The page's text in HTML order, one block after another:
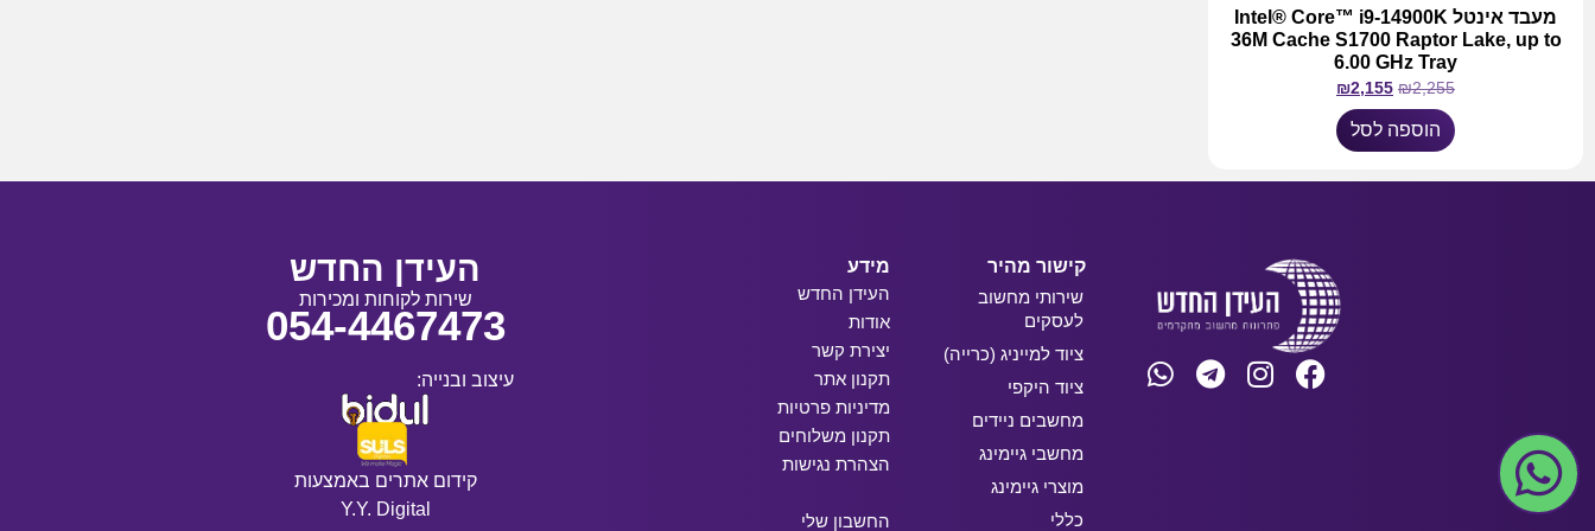
מעבד אינטל Intel® Core™ i9-14900K
36M Cache S1700 Raptor Lake, up to
6.00 GHz Tray
₪2,255
₪2,155
הוספה לסל
קישור מהיר
שירותי מחשוב
לעסקים
ציוד למייניג (כרייה)
ציוד היקפי
מחשבים ניידים
מחשבי גיימינג
מוצרי גיימינג
כללי
מידע
העידן החדש
אודות
יצירת קשר
תקנון אתר
מדיניות פרטיות
תקנון משלוחים
הצהרת נגישות
החשבון שלי
העידן החדש
שירות לקוחות ומכירות
054-4467473
עיצוב ובנייה:
קידום אתרים באמצעות
Y.Y. Digital